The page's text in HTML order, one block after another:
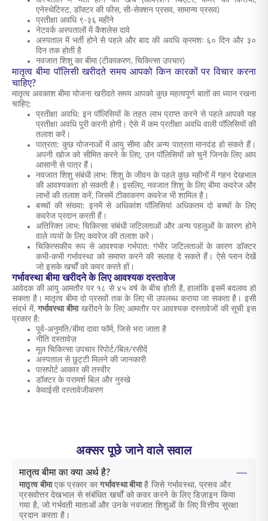
एनेस्थेटिस्ट, डॉक्टर की फीस, सी-सेक्शन प्रसव, सामान्य प्रसव)
प्रतीक्षा अवधि ९-३६ महीने
नेटवर्क अस्पतालों में कैशलेस दावे
अस्पताल में भर्ती होने से पहले और बाद की अवधि क्रमशः ६० दिन और ३०
दिन तक होती है
नवजात शिशु का बीमा (टीकाकरण, चिकित्सा उपचार)
मातृत्व बीमा पॉलिसी खरीदते समय आपको किन कारकों पर विचार करना
चाहिए?
मातृत्व अवकाश बीमा योजना खरीदते समय आपको कुछ महत्वपूर्ण बातों का ध्यान रखना
चाहिए:
प्रतीक्षा अवधि: इन पॉलिसियों के तहत लाभ प्राप्त करने से पहले आपको यह
प्रतीक्षा अवधि पूरी करनी होगी। ऐसे में कम प्रतीक्षा अवधि वाली पॉलिसियों की
तलाश करें।
पात्रता: कुछ योजनाओं में आयु सीमा और अन्य पात्रता मानदंड हो सकते हैं।
अपनी खोज को सीमित करने के लिए, उन पॉलिसियों को चुनें जिनके लिए आप
आसानी से पात्र हैं।
नवजात शिशु संबंधी लाभ: शिशु के जीवन के पहले कुछ महीनों में गहन देखभाल
की आवश्यकता हो सकती है। इसलिए, नवजात शिशु के लिए बीमा कवरेज और
लाभों की तलाश करें, जिसमें टीकाकरण कवरेज भी शामिल है।
बच्चों की संख्या: इनमें से अधिकांश पॉलिसियां अधिकतम दो बच्चों के लिए
कवरेज प्रदान करती हैं।
अतिरिक्त लाभ: चिकित्सा संबंधी जटिलताओं और अन्य पहलुओं के कारण होने
वाले व्ययों के लिए कवरेज की तलाश करें।
चिकित्सकीय रूप से आवश्यक गर्भपात: गंभीर जटिलताओं के कारण डॉक्टर
कभी-कभी गर्भावस्था को समाप्त करने की सलाह दे सकते हैं। ऐसे प्लान देखें
जो इसके खर्चों को कवर करते हों।
गर्भावस्था बीमा खरीदने के लिए आवश्यक दस्तावेज
आवेदक की आयु आमतौर पर १८ से ४५ वर्ष के बीच होती है, हालांकि इसमें बदलाव हो
सकता है। मातृत्व बीमा दो प्रसवों तक के लिए भी उपलब्ध कराया जा सकता है। इसी
संदर्भ में,गर्भावस्था बीमाखरीदने के लिए आमतौर पर आवश्यक दस्तावेजों की सूची इस
प्रकार है:
पूर्व-अनुमति/बीमा दावा फॉर्म, जिसे भरा जाता है
नीति दस्तावेज़
मूल चिकित्सा उपचार रिपोर्ट/बिल/रसीदें
अस्पताल से छुट्टी मिलने की जानकारी
पासपोर्ट आकार की तस्वीर
डॉक्टर के परामर्श बिल और नुस्खे
केवाईसी दस्तावेजीकरण
अक्सर पूछे जाने वाले सवाल
मातृत्व बीमा का क्या अर्थ है?
मातृत्व बीमाएक प्रकार कागर्भावस्था बीमाहै जिसे गर्भावस्था, प्रसव और
प्रसवोत्तर देखभाल से संबंधित खर्चों को कवर करने के लिए डिज़ाइन किया
गया है, जो गर्भवती माताओं और उनके नवजात शिशुओं के लिए वित्तीय सुरक्षा
प्रदान करता है।